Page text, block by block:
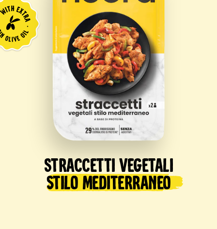
Straccetti Vegetali
stilo mediterraneo